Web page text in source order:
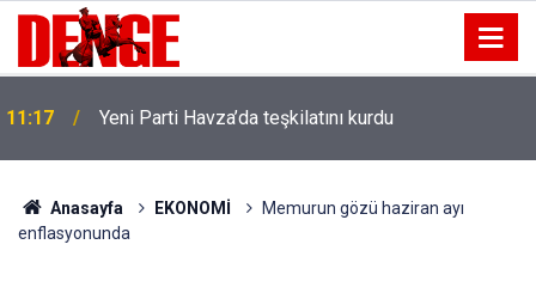
11:17 Yeni Parti Havza’da teşkilatını kurdu
Anasayfa EKONOMİ
Memurun gözü haziran ayı
enflasyonunda